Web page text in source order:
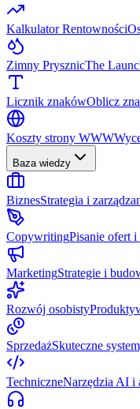
Kalkulator Rentowności
Zimny PrysznicThe
Licznik znakówOblicz
Koszty strony WWW
Baza wiedzy
BiznesStrategia i
CopywritingPisanie ofert i
MarketingStrategie i
Rozwój osobisty
SprzedażSkuteczne
TechniczneNarzędzia AI i